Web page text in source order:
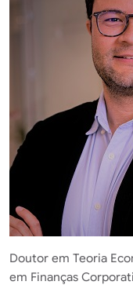
Doutor em Teoria
em Finanças